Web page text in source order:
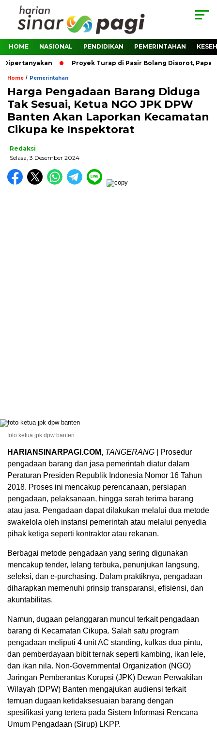
HOME NASIONAL PENDIDIKAN PEMERINTAHAN
Proyek Turap di Pasir Bolang Disorot, Papan
Home / Pemerintahan
Harga Pengadaan Barang Diduga
Tak Sesuai, Ketua NGO JPK DPW
Banten Akan Laporkan Kecamatan
Cikupa ke Inspektorat
Redaksi
Selasa, 3 Desember 2024
foto ketua jpk dpw banten
HARIANSINARPAGI.COM, TANGERANG | Prosedur
pengadaan barang dan jasa pemerintah diatur dalam
Peraturan Presiden Republik Indonesia Nomor 16 Tahun
2018. Proses ini mencakup perencanaan, persiapan
pengadaan, pelaksanaan, hingga serah terima barang
atau jasa. Pengadaan dapat dilakukan melalui dua metode
swakelola oleh instansi pemerintah atau melalui penyedia
pihak ketiga seperti kontraktor atau rekanan.
Berbagai metode pengadaan yang sering digunakan
mencakup tender, lelang terbuka, penunjukan langsung,
seleksi, dan e-purchasing. Dalam praktiknya, pengadaan
diharapkan memenuhi prinsip transparansi, efisiensi, dan
akuntabilitas.
Namun, dugaan pelanggaran muncul terkait pengadaan
barang di Kecamatan Cikupa. Salah satu program
pengadaan meliputi 4 unit AC standing, kulkas dua pintu,
dan pemberdayaan bibit ternak seperti kambing, ikan lele,
dan ikan nila. Non-Governmental Organization (NGO)
Jaringan Pemberantas Korupsi (JPK) Dewan Perwakilan
Wilayah (DPW) Banten mengajukan audiensi terkait
temuan dugaan ketidaksesuaian barang dengan
spesifikasi yang tertera pada Sistem Informasi Rencana
Umum Pengadaan (Sirup) LKPP.